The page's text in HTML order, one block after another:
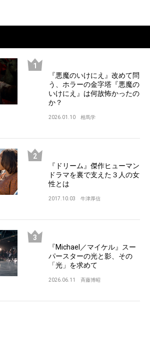
『悪魔のいけにえ』改めて問
う、ホラーの金字塔『悪魔の
いけにえ』は何故怖かったの
か？
2026.01.10 相馬学
『ドリーム』傑作ヒューマン
ドラマを裏で支えた３人の女
性とは
2017.10.03 牛津厚信
『Michael／マイケル』スー
パースターの光と影、その
「光」を求めて
2026.06.11 斉藤博昭